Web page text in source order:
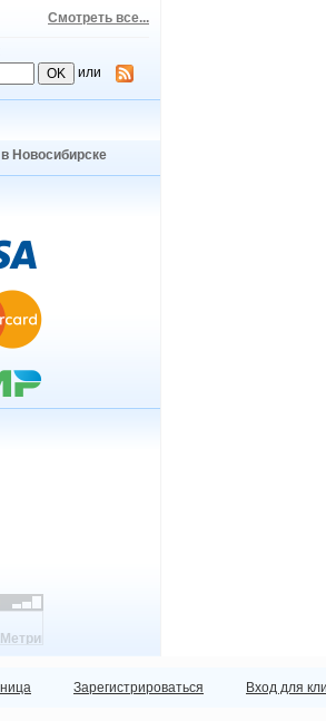
Смотреть все...
или
Новосибирске
Зарегистрироваться Вход для